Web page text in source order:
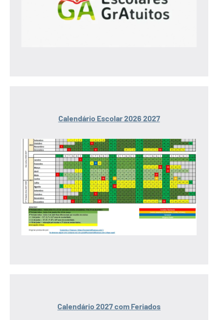
Calendário Escolar 2026 2027
Calendário 2027 com Feriados